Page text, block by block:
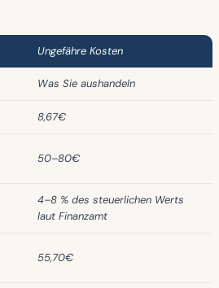
Ungefähre Kosten
Was Sie aushandeln
8,67€
50–80€
4–8 % des steuerlichen Werts
laut Finanzamt
55,70€